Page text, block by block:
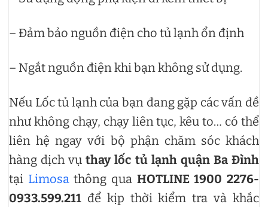
– Đảm bảo nguồn điện cho tủ lạnh ổn định
– Ngắt nguồn điện khi bạn không sử dụng.
Nếu Lốc tủ lạnh của bạn đang gặp các vấn đề
như không chạy, chạy liên tục, kêu to… có thể
liên hệ ngay với bộ phận chăm sóc khách
hàng dịch vụ thay lốc tủ lạnh quận Ba Đình
tại Limosathông qua HOTLINE 1900 2276-
0933.599.211 để kịp thời kiểm tra và khắc